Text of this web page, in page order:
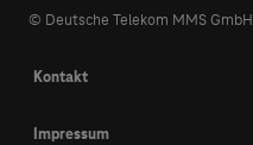
© Deutsche Telekom MMS GmbH
Kontakt
Impressum